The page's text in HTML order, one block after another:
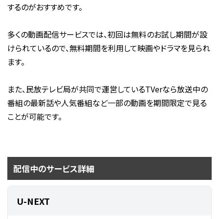
するのがおすすめです。
多くの動画配信サービスでは、初回は無料のお試し期間が設
けられているので、無料期間を利用して映画やドラマを見られ
ます。
また、民放テレビ局が共同で運営しているTVerなら放送中の
番組の最新話や人気番組など一部の動画を期間限定で見る
ことが可能です。
配信中のサービス詳細
U-NEXT